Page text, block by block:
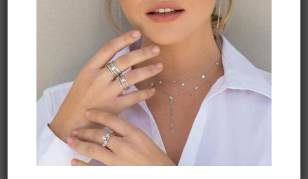
טבעת 5 יהלומים
מידע נוסף